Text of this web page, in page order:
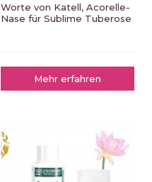
Worte von Katell, Acorelle-
Nase für Sublime Tuberose
Mehr erfahren